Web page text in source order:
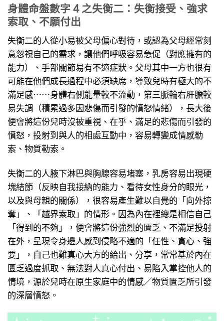
身體命盤數字 4 之失衡二：失衡接受、強求
索取、不願付出
失衡二的人從小易被父母偏心對待，或認為父母經常刻
意忽視自己的需求，讓他們呼吸容易急促（對應擁有的
能力）、手部關節易有不適症狀。父母其中一方也很有
可能在他們成長過程中必須缺席，導致兒時有極大的不
滿足感⋯⋯身體右側能量較不流動，第三脈輪右肝膽較
易失調（積累過多因悲傷而引發的憤怒情緒），長大後
便會將這份兒時沒被重視、在乎、滿足的悲傷而引發的
憤怒，投射到與人的相處互動中，容易轉變成情感勒
索、物質勒索。
失衡二的人腋下淋巴與胸腺容易堵塞，乳房容易出現硬
塊結節（反映自我接納的能力、看待女性身分的眼光，
以及與母親的關係），很容易產生難以自覺的「向外掠
奪」、「越界索取」的情形。因為內在裡總是相信自己
「得到的不夠」，便會將這份強烈的匱乏、不滿足投射
在外，呈現令身邊人感到侵略不適的「任性、貪心、強
要」，自己也難真心大方的給出、分享，常常基於內在
匱乏過度抓取、無法對人真心付出、易陷入掌控他人的
情境，源於兒時在原生家庭中的情感／物質匱乏所引發
的深層憤怒。